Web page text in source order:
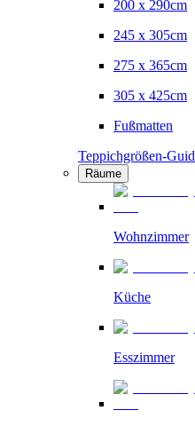
200 x 290cm
245 x 305cm
275 x 365cm
305 x 425cm
Fußmatten
Teppichgrößen-
Räume
Wohnzimmer
Küche
Esszimmer